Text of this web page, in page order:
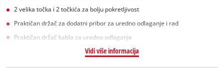
2 velika točka i 2 točkića za bolju pokretljivost
Praktičan držač za dodatni pribor za uredno odlaganje i rad
Praktičan držač kabla za uredno odlaganje
Vidi više informacija